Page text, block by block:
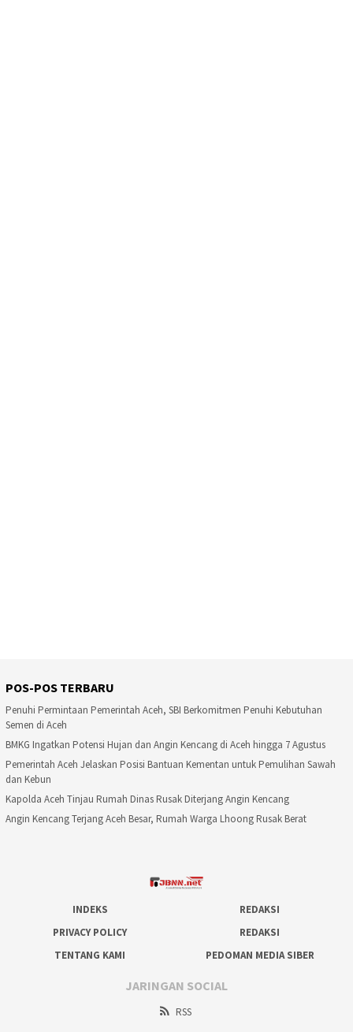
POS-POS TERBARU
Penuhi Permintaan Pemerintah Aceh, SBI Berkomitmen Penuhi Kebutuhan
Semen di Aceh
BMKG Ingatkan Potensi Hujan dan Angin Kencang di Aceh hingga 7 Agustus
Pemerintah Aceh Jelaskan Posisi Bantuan Kementan untuk Pemulihan Sawah
dan Kebun
Kapolda Aceh Tinjau Rumah Dinas Rusak Diterjang Angin Kencang
Angin Kencang Terjang Aceh Besar, Rumah Warga Lhoong Rusak Berat
INDEKS
REDAKSI
PRIVACY POLICY
REDAKSI
TENTANG KAMI
PEDOMAN MEDIA SIBER
JARINGAN SOCIAL
RSS